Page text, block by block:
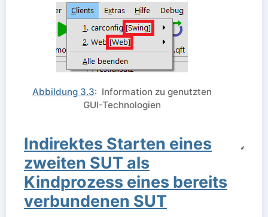
Abbildung 3.3: Information zu genutzten
GUI-Technologien
Indirektes Starten eines
zweiten SUT als
Kindprozess eines bereits
verbundenen SUT